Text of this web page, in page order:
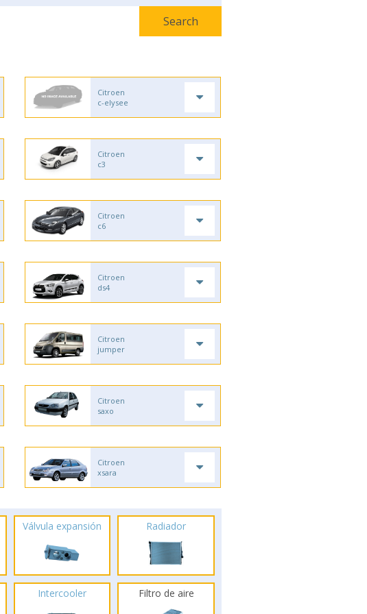
Citroen
c-elysee
Citroen
c3
Citroen
c6
Citroen
ds4
Citroen
jumper
Citroen
saxo
Citroen
xsara
Válvula expansión Radiador
Intercooler Filtro de aire